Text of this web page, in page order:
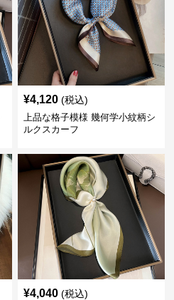
¥4,120 (税込)
上品な格子模様 幾何学小紋柄シ
ルクスカーフ
¥4,040 (税込)